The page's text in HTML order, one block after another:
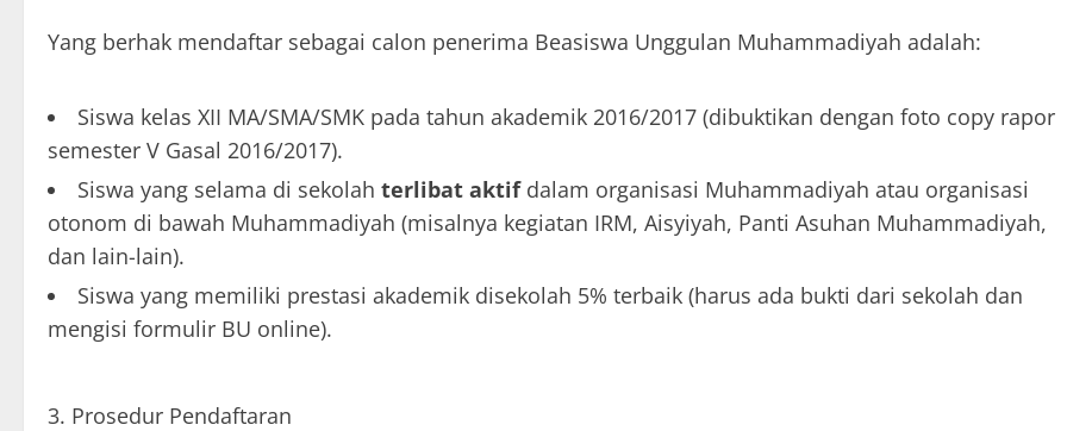
Yang berhak mendaftar sebagai calon penerima Beasiswa Unggulan Muhammadiyah adalah:
Siswa kelas XII MA/SMA/SMK pada tahun akademik 2016/2017 (dibuktikan dengan foto copy rapor
semester V Gasal 2016/2017).
Siswa yang selama di sekolah terlibat aktifdalam organisasi Muhammadiyah atau organisasi
otonom di bawah Muhammadiyah (misalnya kegiatan IRM, Aisyiyah, Panti Asuhan Muhammadiyah,
dan lain-lain).
Siswa yang memiliki prestasi akademik disekolah 5% terbaik (harus ada bukti dari sekolah dan
mengisi formulir BU online).
Prosedur Pendaftaran